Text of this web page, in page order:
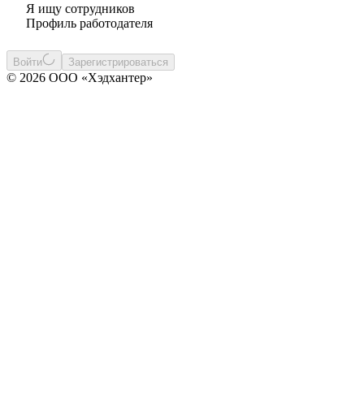
Я ищу сотрудников
Профиль работодателя
Войти Зарегистрироваться
© 2026 ООО «Хэдхантер»